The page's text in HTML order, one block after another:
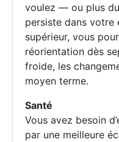
voulez — ou plus
persiste dans votre
supérieur, vous
réorientation dès
froide, les
moyen terme.
Santé
Vous avez besoin
par une meilleure